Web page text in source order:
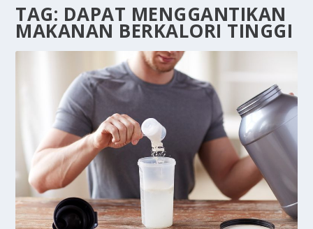
TAG: DAPAT MENGGANTIKAN
MAKANAN BERKALORI TINGGI